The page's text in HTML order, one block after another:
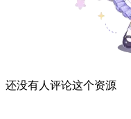
还没有人评论这个资源